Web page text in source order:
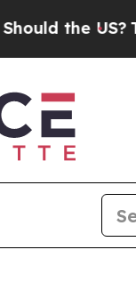
The